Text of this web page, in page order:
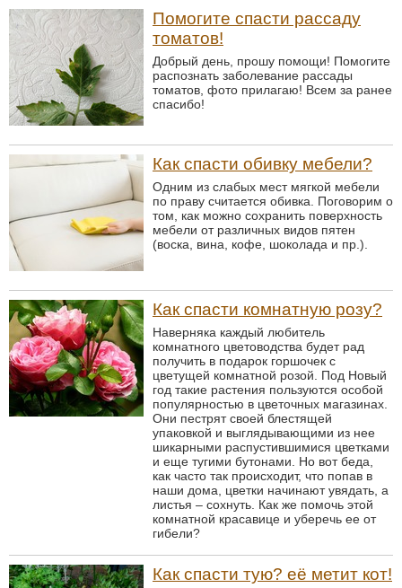
Помогите спасти рассаду
томатов!
Добрый день, прошу помощи! Помогите
распознать заболевание рассады
томатов, фото прилагаю! Всем за ранее
спасибо!
Как спасти обивку мебели?
Одним из слабых мест мягкой мебели
по праву считается обивка. Поговорим о
том, как можно сохранить поверхность
мебели от различных видов пятен
(воска, вина, кофе, шоколада и пр.).
Как спасти комнатную розу?
Наверняка каждый любитель
комнатного цветоводства будет рад
получить в подарок горшочек с
цветущей комнатной розой. Под Новый
год такие растения пользуются особой
популярностью в цветочных магазинах.
Они пестрят своей блестящей
упаковкой и выглядывающими из нее
шикарными распустившимися цветками
и еще тугими бутонами. Но вот беда,
как часто так происходит, что попав в
наши дома, цветки начинают увядать, а
листья – сохнуть. Как же помочь этой
комнатной красавице и уберечь ее от
гибели?
Как спасти тую? её метит кот!